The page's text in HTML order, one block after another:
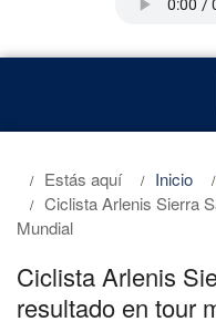
Estás aquí Inicio
Ciclista Arlenis Sierra
Mundial
Ciclista Arlenis
resultado en tour